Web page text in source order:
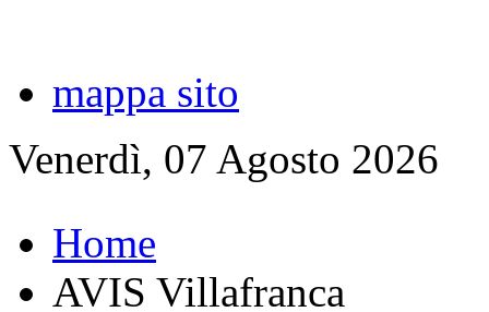
mappa sito
Venerdì, 07 Agosto 2026
Home
AVIS Villafranca